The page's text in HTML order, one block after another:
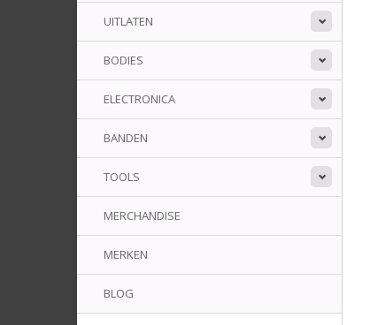
UITLATEN
BODIES
ELECTRONICA
BANDEN
TOOLS
MERCHANDISE
MERKEN
BLOG